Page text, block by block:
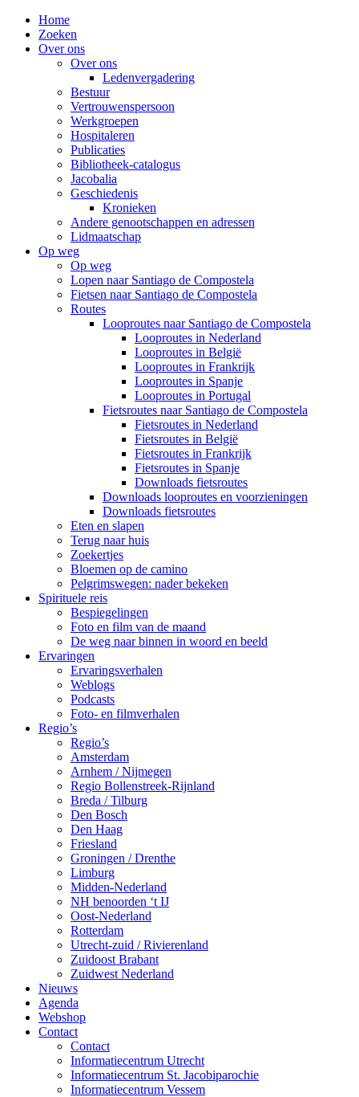
Home
Zoeken
Over ons
Over ons
Ledenvergadering
Bestuur
Vertrouwenspersoon
Werkgroepen
Hospitaleren
Publicaties
Bibliotheek-catalogus
Jacobalia
Geschiedenis
Kronieken
Andere genootschappen en adressen
Lidmaatschap
Op weg
Op weg
Lopen naar Santiago de Compostela
Fietsen naar Santiago de Compostela
Routes
Looproutes naar Santiago de Compostela
Looproutes in Nederland
Looproutes in België
Looproutes in Frankrijk
Looproutes in Spanje
Looproutes in Portugal
Fietsroutes naar Santiago de Compostela
Fietsroutes in Nederland
Fietsroutes in België
Fietsroutes in Frankrijk
Fietsroutes in Spanje
Downloads fietsroutes
Downloads looproutes en voorzieningen
Downloads fietsroutes
Eten en slapen
Terug naar huis
Zoekertjes
Bloemen op de camino
Pelgrimswegen: nader bekeken
Spirituele reis
Bespiegelingen
Foto en film van de maand
De weg naar binnen in woord en beeld
Ervaringen
Ervaringsverhalen
Weblogs
Podcasts
Foto- en filmverhalen
Regio’s
Regio’s
Amsterdam
Arnhem / Nijmegen
Regio Bollenstreek-Rijnland
Breda / Tilburg
Den Bosch
Den Haag
Friesland
Groningen / Drenthe
Limburg
Midden-Nederland
NH benoorden ‘t IJ
Oost-Nederland
Rotterdam
Utrecht-zuid / Rivierenland
Zuidoost Brabant
Zuidwest Nederland
Nieuws
Agenda
Webshop
Contact
Contact
Informatiecentrum Utrecht
Informatiecentrum St. Jacobiparochie
Informatiecentrum Vessem